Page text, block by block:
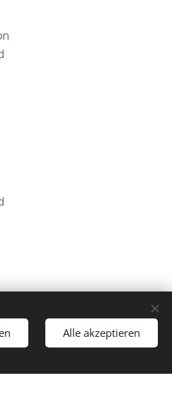
Alle akzeptieren